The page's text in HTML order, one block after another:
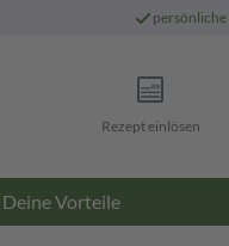
persönliche
Rezept einlösen
Deine Vorteile